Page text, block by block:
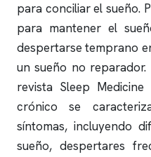
para conciliar el sueño.
para mantener el
despertarse temprano
un sueño no
revista Sleep
crónico se
síntomas, incluyendo
sueño, despertares